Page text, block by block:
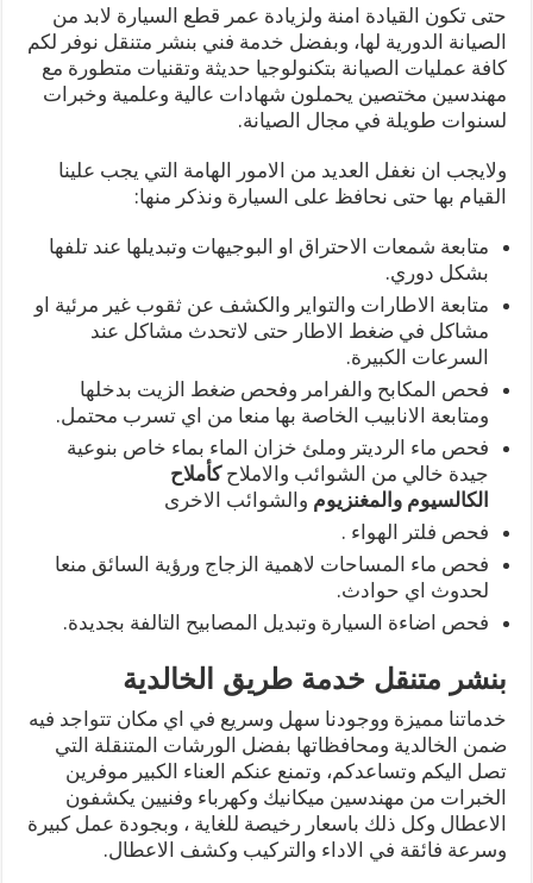
حتى تكون القيادة امنة ولزيادة عمر قطع السيارة لابد من
الصيانة الدورية لها، وبفضل خدمة فني بنشر متنقل نوفر لكم
كافة عمليات الصيانة بتكنولوجيا حديثة وتقنيات متطورة مع
مهندسين مختصين يحملون شهادات عالية وعلمية وخبرات
لسنوات طويلة في مجال الصيانة.
ولايجب ان نغفل العديد من الامور الهامة التي يجب علينا
القيام بها حتى نحافظ على السيارة ونذكر منها:
متابعة شمعات الاحتراق او البوجيهات وتبديلها عند تلفها
بشكل دوري.
متابعة الاطارات والتواير والكشف عن ثقوب غير مرئية او
مشاكل في ضغط الاطار حتى لاتحدث مشاكل عند
السرعات الكبيرة.
فحص المكابح والفرامر وفحص ضغط الزيت بدخلها
ومتابعة الانابيب الخاصة بها منعا من اي تسرب محتمل.
فحص ماء الرديتر وملئ خزان الماء بماء خاص بنوعية
جيدة خالي من الشوائب والاملاحكأملاح
الكالسيوم والمغنزيوم والشوائب الاخرى
فحص فلتر الهواء .
فحص ماء المساحات لاهمية الزجاج ورؤية السائق منعا
لحدوث اي حوادث.
فحص اضاءة السيارة وتبديل المصابيح التالفة بجديدة.
بنشر متنقل خدمة طريق الخالدية
خدماتنا مميزة ووجودنا سهل وسريع في اي مكان تتواجد فيه
ضمن الخالدية ومحافظاتها بفضل الورشات المتنقلة التي
تصل اليكم وتساعدكم، وتمنع عنكم العناء الكبير موفرين
الخبرات من مهندسين ميكانيك وكهرباء وفنيين يكشفون
الاعطال وكل ذلك باسعار رخيصة للغاية ، وبجودة عمل كبيرة
وسرعة فائقة في الاداء والتركيب وكشف الاعطال.